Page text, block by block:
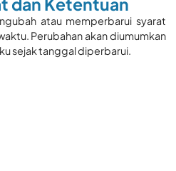
atau memperbarui syarat
Perubahan akan diumumkan
sejak tanggal diperbarui.